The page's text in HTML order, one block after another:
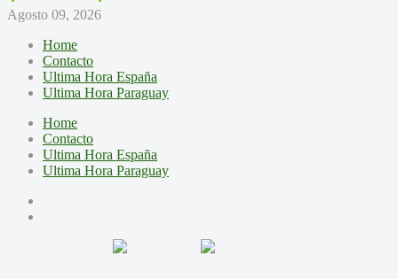
Agosto 09, 2026
Home
Contacto
Ultima Hora España
Ultima Hora Paraguay
Home
Contacto
Ultima Hora España
Ultima Hora Paraguay